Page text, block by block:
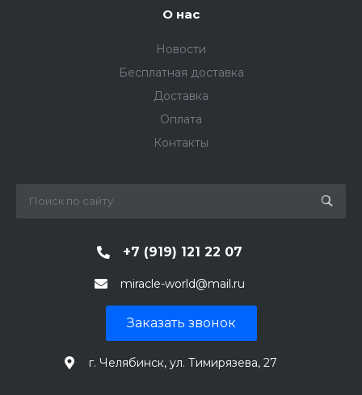
О нас
Новости
Бесплатная доставка
Доставка
Оплата
Контакты
+7 (919) 121 22 07
miracle-world@mail.ru
Заказать звонок
г. Челябинск, ул. Тимирязева, 27